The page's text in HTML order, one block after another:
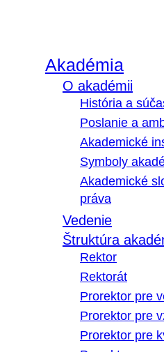
Akadémia
O akadémii
História a
Poslanie a
Akademické
Symboly
Akademické
práva
Vedenie
Štruktúra
Rektor
Rektorát
Prorektor pre
Prorektor pre
Prorektor pre